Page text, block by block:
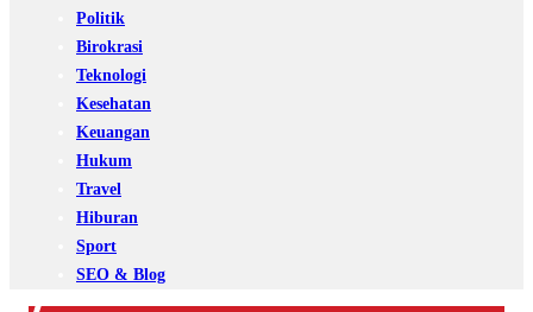
Politik
Birokrasi
Teknologi
Kesehatan
Keuangan
Hukum
Travel
Hiburan
Sport
SEO & Blog